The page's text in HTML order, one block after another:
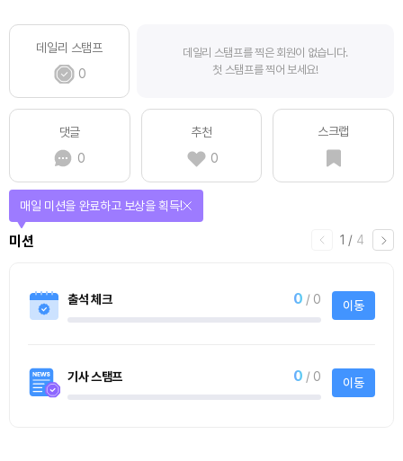
데일리 스탬프
0
데일리 스탬프를 찍은 회원이 없습니다.
첫 스탬프를 찍어 보세요!
댓글
0
추천
0
스크랩
1 / 4
미션
매일 미션을 완료하고 보상을 획득!
출석 체크 0 / 0 이동
기사 스탬프 0 / 0 이동